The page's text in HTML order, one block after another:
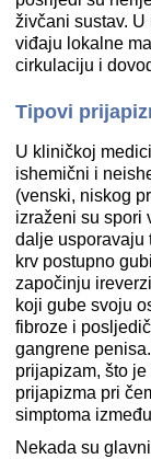
živčani sustav.
viđaju lokalne
cirkulaciju i
Tipovi
U kliničkoj
ishemični i
(venski, niskog
izraženi su spori
dalje usporavaju
krv postupno
započinju
koji gube svoju
fibroze i
gangrene
prijapizam, što
prijapizma pri
simptoma
Nekada su